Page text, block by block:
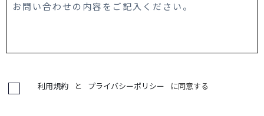
利用規約 と プライバシーポリシー に同意する